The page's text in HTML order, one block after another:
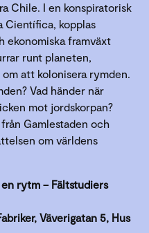
Chile. I en konspiratorisk
Científica, kopplas
ekonomiska framväxt
runt planeten,
att kolonisera rymden.
Vad händer när
mot jordskorpan?
Gamlestaden och
om världens
en rytm – Fältstudiers
Väverigatan 5, Hus